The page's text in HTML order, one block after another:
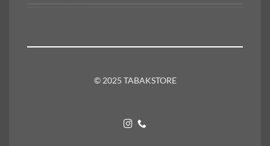
© 2025 TABAKSTORE